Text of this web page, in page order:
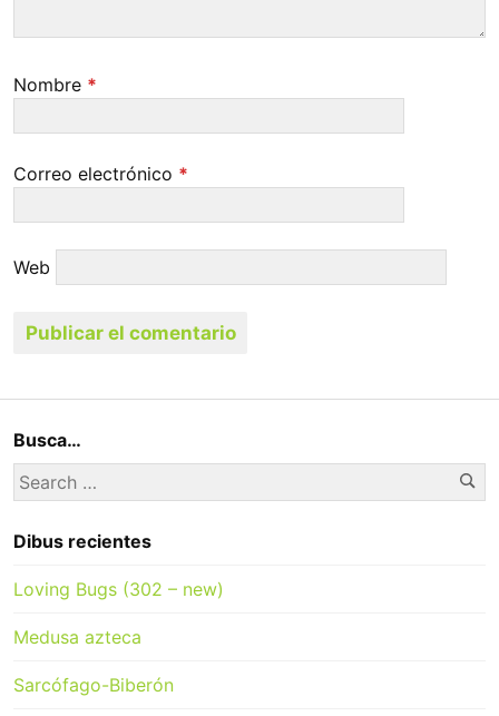
Nombre *
Correo electrónico *
Web
Busca…
Search
for:
Dibus recientes
Loving Bugs (302 – new)
Medusa azteca
Sarcófago-Biberón